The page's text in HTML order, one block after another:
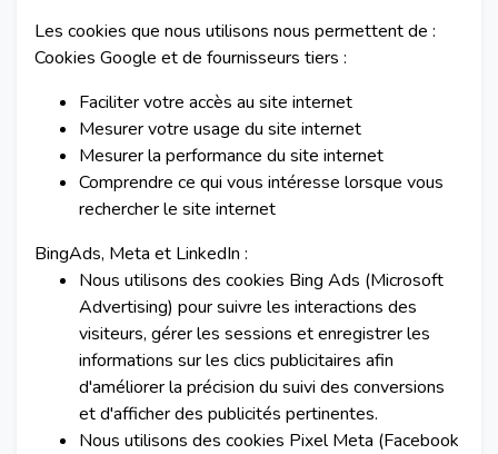
Les cookies que nous utilisons nous permettent de :
Cookies Google et de fournisseurs tiers :
Faciliter votre accès au site internet
Mesurer votre usage du site internet
Mesurer la performance du site internet
Comprendre ce qui vous intéresse lorsque vous
rechercher le site internet
BingAds, Meta et LinkedIn :
Nous utilisons des cookies Bing Ads (Microsoft
Advertising) pour suivre les interactions des
visiteurs, gérer les sessions et enregistrer les
informations sur les clics publicitaires afin
d'améliorer la précision du suivi des conversions
et d'afficher des publicités pertinentes.
Nous utilisons des cookies Pixel Meta (Facebook